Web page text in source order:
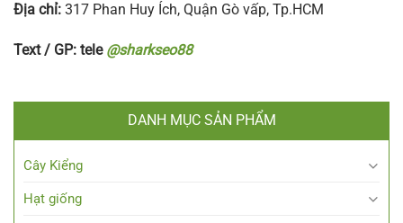
Địa chỉ: 317 Phan Huy Ích, Quận Gò vấp, Tp.HCM
Text / GP: tele @sharkseo88
DANH MỤC SẢN PHẨM
Cây Kiểng
Hạt giống